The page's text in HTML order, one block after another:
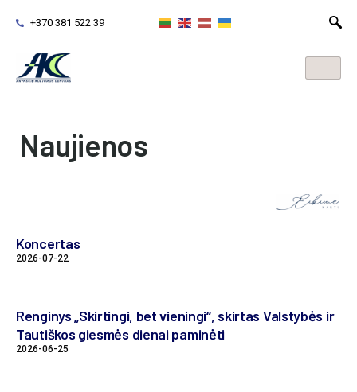
+370 381 522 39
Naujienos
Koncertas
2026-07-22
Renginys „Skirtingi, bet vieningi“, skirtas Valstybės ir
Tautiškos giesmės dienai paminėti
2026-06-25